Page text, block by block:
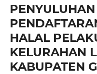
HALAL
KELURAHAN
KABUPATEN